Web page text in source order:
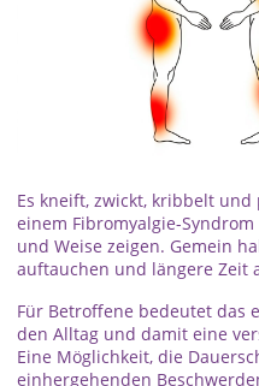
Es kneift, zwickt, kribbelt
einem Fibromyalgie-
und Weise zeigen. Gemein
auftauchen und längere Zeit
Für Betroffene bedeutet das
den Alltag und damit eine
Eine Möglichkeit, die
einhergehenden